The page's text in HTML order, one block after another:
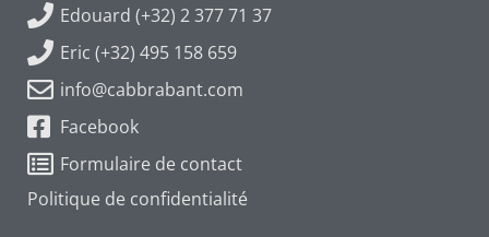
Edouard (+32) 2 377 71 37
Eric (+32) 495 158 659
info@cabbrabant.com
Facebook
Formulaire de contact
Politique de confidentialité